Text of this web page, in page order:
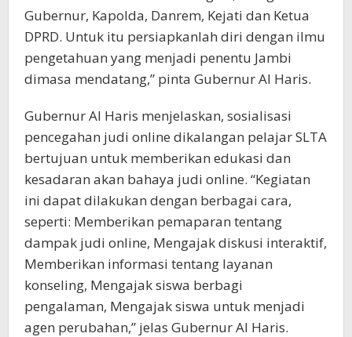
Gubernur, Kapolda, Danrem, Kejati dan Ketua
DPRD. Untuk itu persiapkanlah diri dengan ilmu
pengetahuan yang menjadi penentu Jambi
dimasa mendatang,” pinta Gubernur Al Haris.
Gubernur Al Haris menjelaskan, sosialisasi
pencegahan judi online dikalangan pelajar SLTA
bertujuan untuk memberikan edukasi dan
kesadaran akan bahaya judi online. “Kegiatan
ini dapat dilakukan dengan berbagai cara,
seperti: Memberikan pemaparan tentang
dampak judi online, Mengajak diskusi interaktif,
Memberikan informasi tentang layanan
konseling, Mengajak siswa berbagi
pengalaman, Mengajak siswa untuk menjadi
agen perubahan,” jelas Gubernur Al Haris.